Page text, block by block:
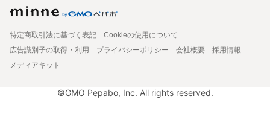
特定商取引法に基づく表記
Cookieの使用について
広告識別子の取得・利用
プライバシーポリシー 会社概要
採用情報
メディアキット
©GMO Pepabo, Inc. All rights reserved.